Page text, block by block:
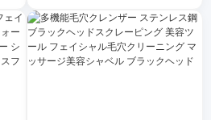
なガジェット シャンプーバブラ
ー